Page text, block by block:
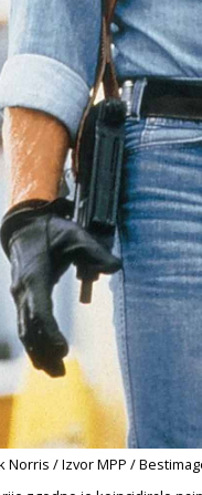
Norris / Izvor MPP /